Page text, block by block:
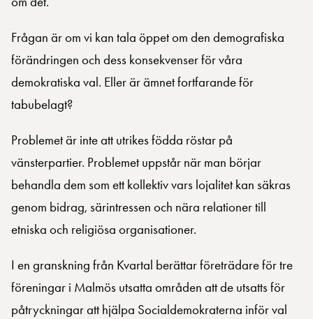
Frågan är om vi kan tala öppet om den demografiska
förändringen och dess konsekvenser för våra
demokratiska val. Eller är ämnet fortfarande för
tabubelagt?
Problemet är inte att utrikes födda röstar på
vänsterpartier. Problemet uppstår när man börjar
behandla dem som ett kollektiv vars lojalitet kan säkras
genom bidrag, särintressen och nära relationer till
etniska och religiösa organisationer.
I en granskning från Kvartal berättar företrädare för tre
föreningar i Malmös utsatta områden att de utsatts för
påtryckningar att hjälpa Socialdemokraterna inför val